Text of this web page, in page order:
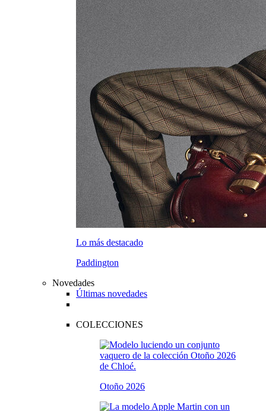
Lo más destacado
Paddington
Novedades
Últimas novedades
COLECCIONES
Otoño 2026